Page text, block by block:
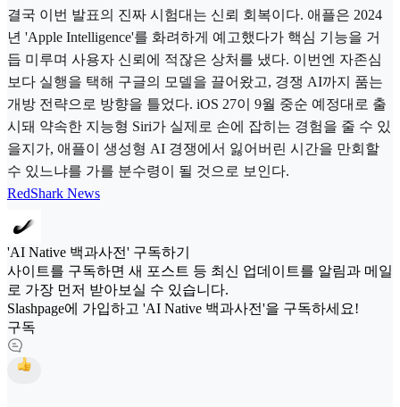
결국 이번 발표의 진짜 시험대는 신뢰 회복이다. 애플은 2024
년 'Apple Intelligence'를 화려하게 예고했다가 핵심 기능을 거
듭 미루며 사용자 신뢰에 적잖은 상처를 냈다. 이번엔 자존심
보다 실행을 택해 구글의 모델을 끌어왔고, 경쟁 AI까지 품는
개방 전략으로 방향을 틀었다. iOS 27이 9월 중순 예정대로 출
시돼 약속한 지능형 Siri가 실제로 손에 잡히는 경험을 줄 수 있
을지가, 애플이 생성형 AI 경쟁에서 잃어버린 시간을 만회할
수 있느냐를 가를 분수령이 될 것으로 보인다.
RedShark News
'AI Native 백과사전' 구독하기
사이트를 구독하면 새 포스트 등 최신 업데이트를 알림과 메일
로 가장 먼저 받아보실 수 있습니다.
Slashpage에 가입하고 'AI Native 백과사전'을 구독하세요!
구독